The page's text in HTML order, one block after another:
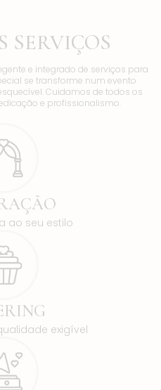
SERVIÇOS
e integrado de serviços para
se transforme num evento
Cuidamos de todos os
e profissionalismo.
ao seu estilo
exigível